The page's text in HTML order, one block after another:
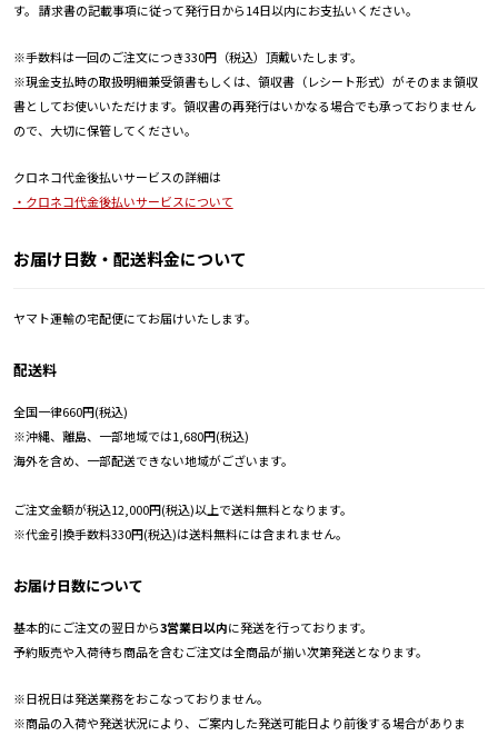
す。 請求書の記載事項に従って発行日から14日以内にお支払いください。
※手数料は一回のご注文につき330円（税込）頂戴いたします。
※現金支払時の取扱明細兼受領書もしくは、領収書（レシート形式）がそのまま領収
書としてお使いいただけます。領収書の再発行はいかなる場合でも承っておりません
ので、大切に保管してください。
クロネコ代金後払いサービスの詳細は
・クロネコ代金後払いサービスについて
お届け日数・配送料金について
ヤマト運輸の宅配便にてお届けいたします。
配送料
全国一律660円(税込)
※沖縄、離島、一部地域では1,680円(税込)
海外を含め、一部配送できない地域がございます。
ご注文金額が税込12,000円(税込)以上で送料無料となります。
※代金引換手数料330円(税込)は送料無料には含まれません。
お届け日数について
基本的にご注文の翌日から3営業日以内に発送を行っております。
予約販売や入荷待ち商品を含むご注文は全商品が揃い次第発送となります。
※日祝日は発送業務をおこなっておりません。
※商品の入荷や発送状況により、ご案内した発送可能日より前後する場合がありま